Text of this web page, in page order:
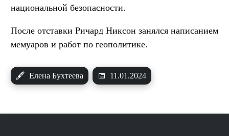
национальной безопасности.
После отставки Ричард Никсон занялся написанием
мемуаров и работ по геополитике.
🖋 Елена Бухтеева 📅 11.01.2024